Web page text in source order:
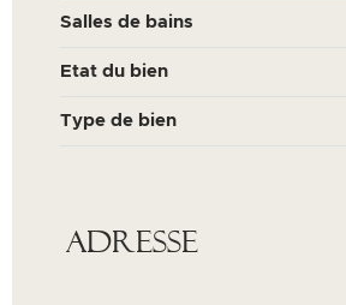
Salles de bains
Etat du bien
Type de bien
Adresse